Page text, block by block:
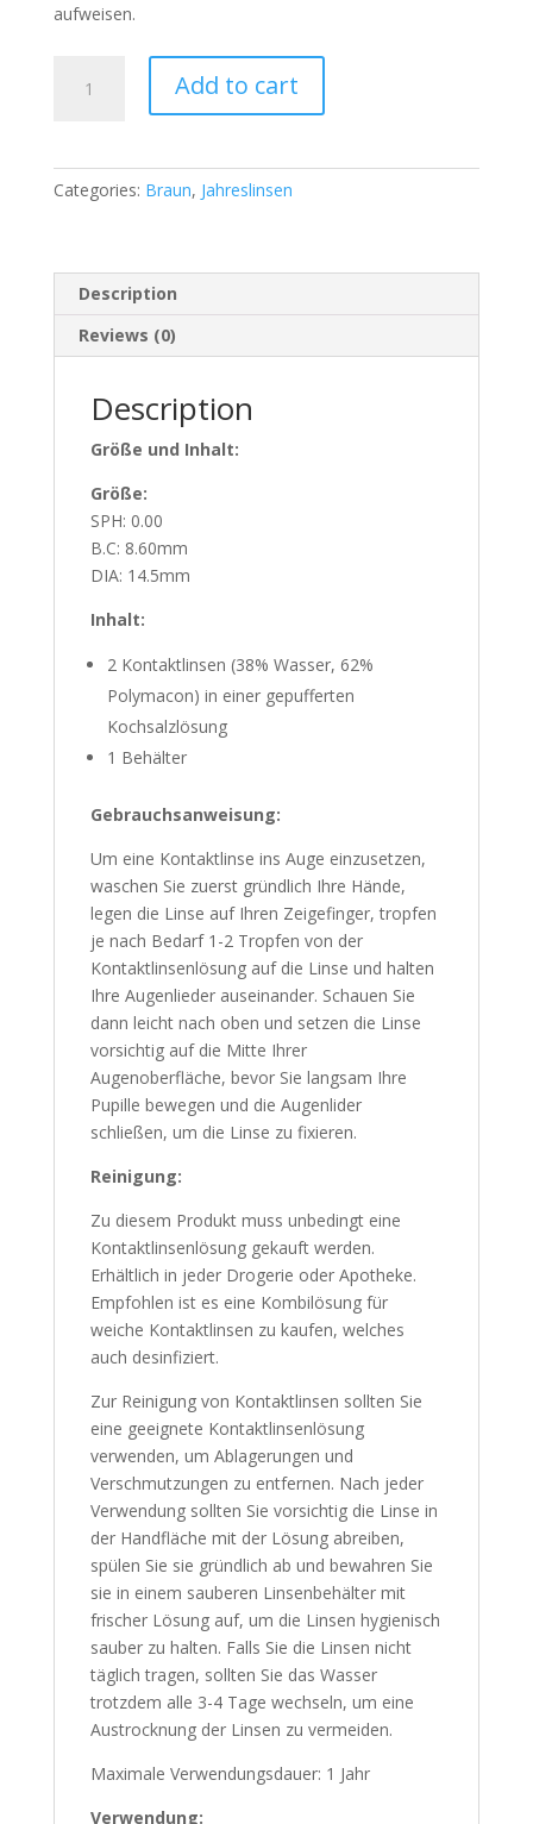
aufweisen.
Jahreslinsen
Add to cart
Categories: Braun, Jahreslinsen
Description
Reviews (0)
Description
Größe und Inhalt:
Größe:
SPH: 0.00
B.C: 8.60mm
DIA: 14.5mm
Inhalt:
2 Kontaktlinsen (38% Wasser, 62%
Polymacon) in einer gepufferten
Kochsalzlösung
1 Behälter
Gebrauchsanweisung:
Um eine Kontaktlinse ins Auge einzusetzen,
waschen Sie zuerst gründlich Ihre Hände,
legen die Linse auf Ihren Zeigefinger, tropfen
je nach Bedarf 1-2 Tropfen von der
Kontaktlinsenlösung auf die Linse und halten
Ihre Augenlieder auseinander. Schauen Sie
dann leicht nach oben und setzen die Linse
vorsichtig auf die Mitte Ihrer
Augenoberfläche, bevor Sie langsam Ihre
Pupille bewegen und die Augenlider
schließen, um die Linse zu fixieren.
Reinigung:
Zu diesem Produkt muss unbedingt eine
Kontaktlinsenlösung gekauft werden.
Erhältlich in jeder Drogerie oder Apotheke.
Empfohlen ist es eine Kombilösung für
weiche Kontaktlinsen zu kaufen, welches
auch desinfiziert.
Zur Reinigung von Kontaktlinsen sollten Sie
eine geeignete Kontaktlinsenlösung
verwenden, um Ablagerungen und
Verschmutzungen zu entfernen. Nach jeder
Verwendung sollten Sie vorsichtig die Linse in
der Handfläche mit der Lösung abreiben,
spülen Sie sie gründlich ab und bewahren Sie
sie in einem sauberen Linsenbehälter mit
frischer Lösung auf, um die Linsen hygienisch
sauber zu halten. Falls Sie die Linsen nicht
täglich tragen, sollten Sie das Wasser
trotzdem alle 3-4 Tage wechseln, um eine
Austrocknung der Linsen zu vermeiden.
Maximale Verwendungsdauer: 1 Jahr
Verwendung: